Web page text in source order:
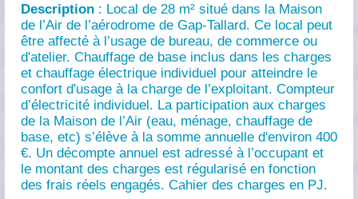
Description: Local de 28 m² situé dans la Maison
de l’Air de l’aérodrome de Gap-Tallard. Ce local peut
être affecté à l’usage de bureau, de commerce ou
d'atelier. Chauffage de base inclus dans les charges
et chauffage électrique individuel pour atteindre le
confort d'usage à la charge de l’exploitant. Compteur
d’électricité individuel. La participation aux charges
de la Maison de l’Air (eau, ménage, chauffage de
base, etc) s’élève à la somme annuelle d'environ 400
€. Un décompte annuel est adressé à l’occupant et
le montant des charges est régularisé en fonction
des frais réels engagés. Cahier des charges en PJ.